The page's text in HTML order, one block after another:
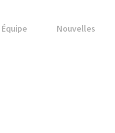
Équipe Nouvelles